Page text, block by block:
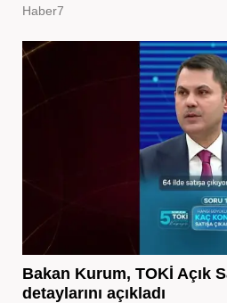
Haber7
Bakan Kurum, TOKİ Açık
detaylarını açıkladı